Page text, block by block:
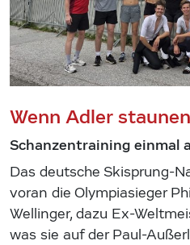
Wenn Adler
Schanzentraining einmal
Das deutsche Skisprung-
voran die Olympiasieger
Wellinger, dazu Ex-
was sie auf der Paul-